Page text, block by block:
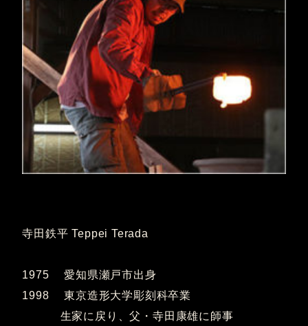
寺田鉄平 Teppei Terada
1975 愛知県瀬戸市出身
1998 東京造形大学彫刻科卒業
生家に戻り、父・寺田康雄に師事